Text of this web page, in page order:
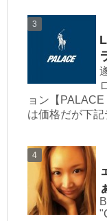
ョン【
は価格だが下記